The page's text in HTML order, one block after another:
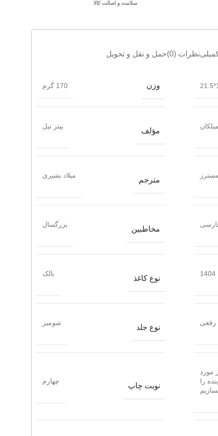
سلامت و اصالت کالا
نظرات (0) حمل و نقل و تحویل
وزن 170 گرم
میلکان
مؤلف
پیتر تیل
مترجم
میلاد بشیری
مخاطبین
بزرگسال
1404
نوع کاغذ
بالک
رقعی
نوع جلد
شومیز
مورد
را
نوبت چاپ
چهارم